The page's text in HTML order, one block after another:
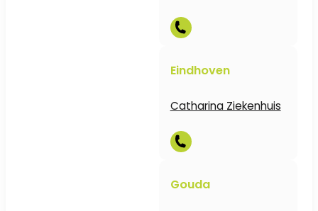
Eindhoven
Catharina Ziekenhuis
Gouda